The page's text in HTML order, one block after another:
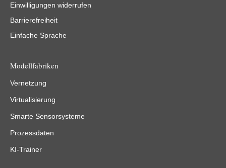
Einwilligungen widerrufen
Barrierefreiheit
Einfache Sprache
Modellfabriken
Vernetzung
Virtualisierung
Smarte Sensorsysteme
Prozessdaten
KI-Trainer